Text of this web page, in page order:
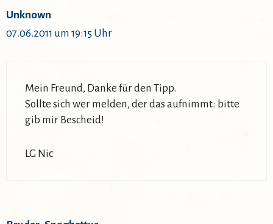
Unknown
07.06.2011 um 19:15 Uhr
Mein Freund, Danke für den Tipp.
Sollte sich wer melden, der das aufnimmt: bitte
gib mir Bescheid!
LG Nic